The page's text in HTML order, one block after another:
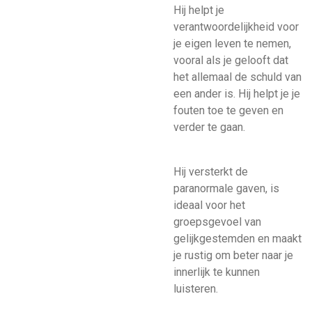
Hij helpt je
verantwoordelijkheid voor
je eigen leven te nemen,
vooral als je gelooft dat
het allemaal de schuld van
een ander is. Hij helpt je je
fouten toe te geven en
verder te gaan.
Hij versterkt de
paranormale gaven, is
ideaal voor het
groepsgevoel van
gelijkgestemden en maakt
je rustig om beter naar je
innerlijk te kunnen
luisteren.